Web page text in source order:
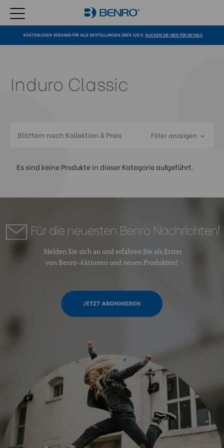
KOSTENLOSER VERSAND FÜR ALLE BESTELLUNGEN ÜBER 120 €. KLICKEN SIE HIER FÜR DETAILS
Induro Classic
Blättern nach Kollektion & Preis Filter anzeigen
Es sind keine Produkte in dieser Kategorie aufgeführt.
Melden Sie sich an und erfahren Sie als Erster
von Benro-Aktionen und neuen Produkten!
Für die neuesten Benro Nachrichten!